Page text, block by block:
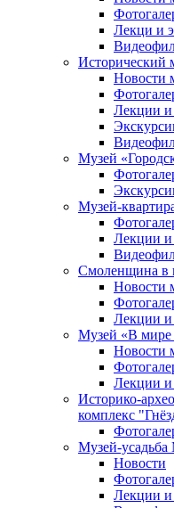
Лекци и
Исторический
Новости
Лекции и
Музей
Музей-
Лекции и
Смоленщина в
Новости
Лекции и
Музей «В мире
Новости
Лекции и
Историко-
комплекс
Музей-
Новости
Лекции и